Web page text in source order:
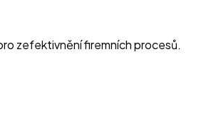
zefektivnění firemních procesů.